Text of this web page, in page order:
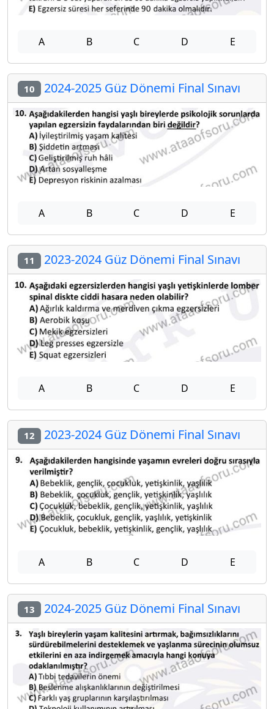
A B C D E
10 2024-2025 Güz Dönemi Final Sınavı
A B C D E
11 2023-2024 Güz Dönemi Final Sınavı
A B C D E
12 2023-2024 Güz Dönemi Final Sınavı
A B C D E
13 2024-2025 Güz Dönemi Final Sınavı